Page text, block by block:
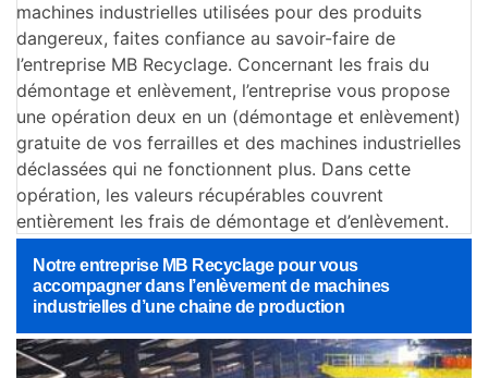
machines industrielles utilisées pour des produits
dangereux, faites confiance au savoir-faire de
l’entreprise MB Recyclage. Concernant les frais du
démontage et enlèvement, l’entreprise vous propose
une opération deux en un (démontage et enlèvement)
gratuite de vos ferrailles et des machines industrielles
déclassées qui ne fonctionnent plus. Dans cette
opération, les valeurs récupérables couvrent
entièrement les frais de démontage et d’enlèvement.
Notre entreprise MB Recyclage pour vous
accompagner dans l’enlèvement de machines
industrielles d’une chaine de production